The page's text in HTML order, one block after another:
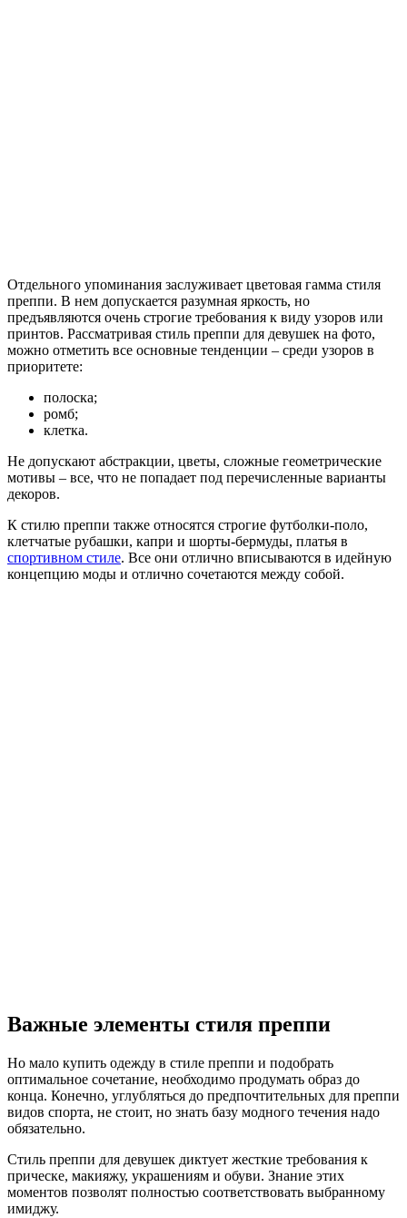
Отдельного упоминания заслуживает цветовая гамма стиля
преппи. В нем допускается разумная яркость, но
предъявляются очень строгие требования к виду узоров или
принтов. Рассматривая стиль преппи для девушек на фото,
можно отметить все основные тенденции – среди узоров в
приоритете:
полоска;
ромб;
клетка.
Не допускают абстракции, цветы, сложные геометрические
мотивы – все, что не попадает под перечисленные варианты
декоров.
К стилю преппи также относятся строгие футболки-поло,
клетчатые рубашки, капри и шорты-бермуды, платья в
спортивном стиле. Все они отлично вписываются в идейную
концепцию моды и отлично сочетаются между собой.
Важные элементы стиля преппи
Но мало купить одежду в стиле преппи и подобрать
оптимальное сочетание, необходимо продумать образ до
конца. Конечно, углубляться до предпочтительных для преппи
видов спорта, не стоит, но знать базу модного течения надо
обязательно.
Стиль преппи для девушек диктует жесткие требования к
прическе, макияжу, украшениям и обуви. Знание этих
моментов позволят полностью соответствовать выбранному
имиджу.